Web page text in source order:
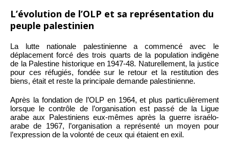
L’évolution de l’OLP et sa représentation du
peuple palestinien
La lutte nationale palestinienne a commencé avec le
déplacement forcé des trois quarts de la population indigène
de la Palestine historique en 1947-48. Naturellement, la justice
pour ces réfugiés, fondée sur le retour et la restitution des
biens, était et reste la principale demande palestinienne.
Après la fondation de l’OLP en 1964, et plus particulièrement
lorsque le contrôle de l’organisation est passé de la Ligue
arabe aux Palestiniens eux-mêmes après la guerre israélo-
arabe de 1967, l’organisation a représenté un moyen pour
l’expression de la volonté de ceux qui étaient en exil.